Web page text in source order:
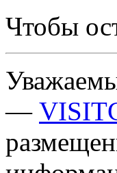
Чтобы
—